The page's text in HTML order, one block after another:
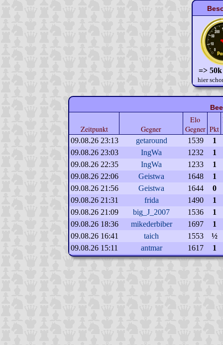
=>
hier
Zeitpunkt Gegner
Elo
Gegner Pkt
09.08.26 23:13 getaround 1539
1
09.08.26 23:03
IngWa 1232
1
09.08.26 22:35
IngWa 1233
1
09.08.26 22:06
Geistwa 1648
1
09.08.26 21:56
Geistwa 1644
0
09.08.26 21:31
frida 1490
1
09.08.26 21:09
big_J_2007 1536
1
09.08.26 18:36
mikederbiber 1697
1
09.08.26 16:41
taich 1553
½
09.08.26 15:11
antmar 1617 1